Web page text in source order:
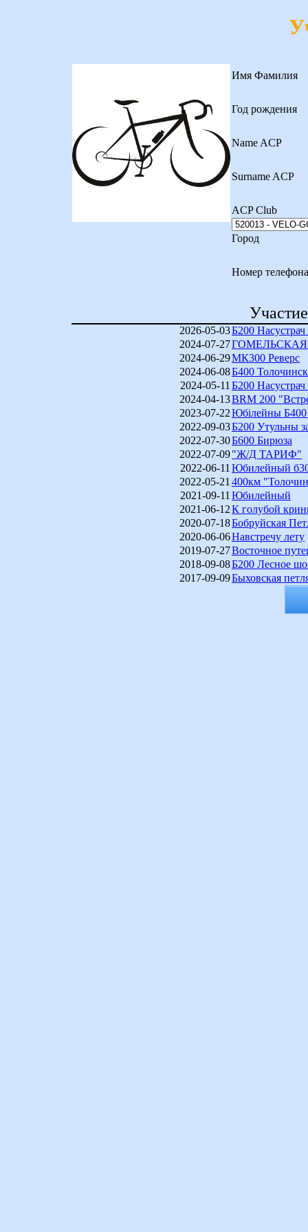
Имя Фамилия
Год рождения
Name ACP
Surname ACP
ACP Club
Город
Номер телефона
2026-05-03Б200
2024-07-27
2024-06-29МК300 Реверс
2024-06-08Б400
2024-05-11 Б200
2024-04-13BRM 200
2023-07-22Юбілейны Б400
2022-09-03Б200 Утульны
2022-07-30Б600 Бирюза
2022-07-09"Ж/Д ТАРИФ"
2022-06-11 Юбилейный
2022-05-21 400км
2021-09-11 Юбилейный
2021-06-12К голубой
2020-07-18Бобруйская
2020-06-06Навстречу лету
2019-07-27Восточное
2018-09-08Б200 Лесное
2017-09-09Быховская